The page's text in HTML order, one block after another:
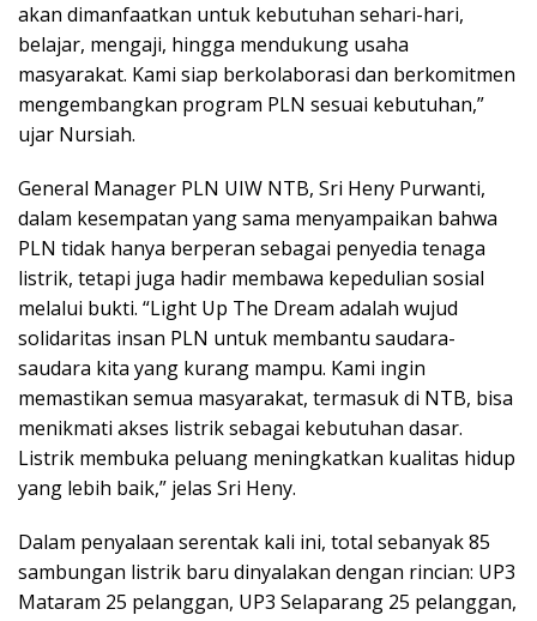
akan dimanfaatkan untuk kebutuhan sehari-hari,
belajar, mengaji, hingga mendukung usaha
masyarakat. Kami siap berkolaborasi dan berkomitmen
mengembangkan program PLN sesuai kebutuhan,”
ujar Nursiah.
General Manager PLN UIW NTB, Sri Heny Purwanti,
dalam kesempatan yang sama menyampaikan bahwa
PLN tidak hanya berperan sebagai penyedia tenaga
listrik, tetapi juga hadir membawa kepedulian sosial
melalui bukti. “Light Up The Dream adalah wujud
solidaritas insan PLN untuk membantu saudara-
saudara kita yang kurang mampu. Kami ingin
memastikan semua masyarakat, termasuk di NTB, bisa
menikmati akses listrik sebagai kebutuhan dasar.
Listrik membuka peluang meningkatkan kualitas hidup
yang lebih baik,” jelas Sri Heny.
Dalam penyalaan serentak kali ini, total sebanyak 85
sambungan listrik baru dinyalakan dengan rincian: UP3
Mataram 25 pelanggan, UP3 Selaparang 25 pelanggan,